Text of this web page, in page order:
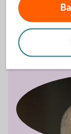
Följ den